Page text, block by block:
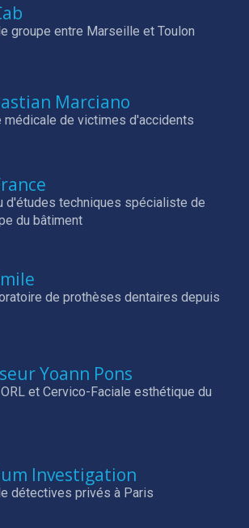
groupe entre Marseille et Toulon
Marciano
médicale de victimes d'accidents
d'études techniques spécialiste de
du bâtiment
de prothèses dentaires depuis
Yoann Pons
et Cervico-Faciale esthétique du
Investigation
détectives privés à Paris